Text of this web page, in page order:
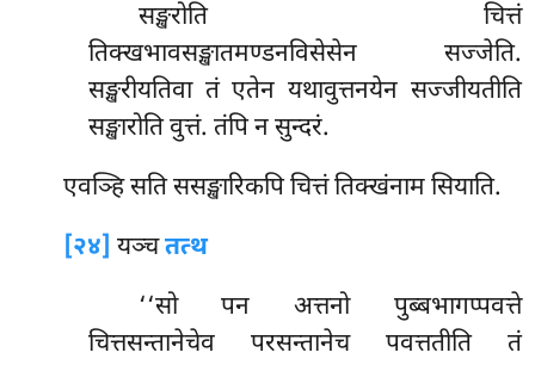
सङ्खरोति चित्तं
तिक्खभावसङ्खातमण्डनविसेसेन सज्जेति.
सङ्खरीयतिवा तं एतेन यथावुत्तनयेन सज्जीयतीति
सङ्खारोति वुत्तं. तंपि न सुन्दरं.
एवञ्हि सति ससङ्खारिकपि चित्तं तिक्खंनाम सियाति.
[२४] यञ्चतत्थ
‘‘सो पन अत्तनो पुब्बभागप्पवत्ते
चित्तसन्तानेचेव परसन्तानेच पवत्ततीति तं